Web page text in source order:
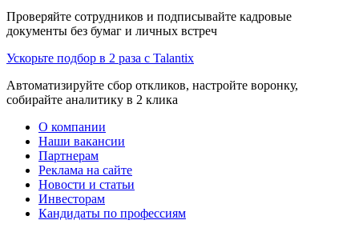
Проверяйте сотрудников и подписывайте кадровые
документы без бумаг и личных встреч
Ускорьте подбор в 2 раза с Talantix
Автоматизируйте сбор откликов, настройте воронку,
собирайте аналитику в 2 клика
О компании
Наши вакансии
Партнерам
Реклама на сайте
Новости и статьи
Инвесторам
Кандидаты по профессиям